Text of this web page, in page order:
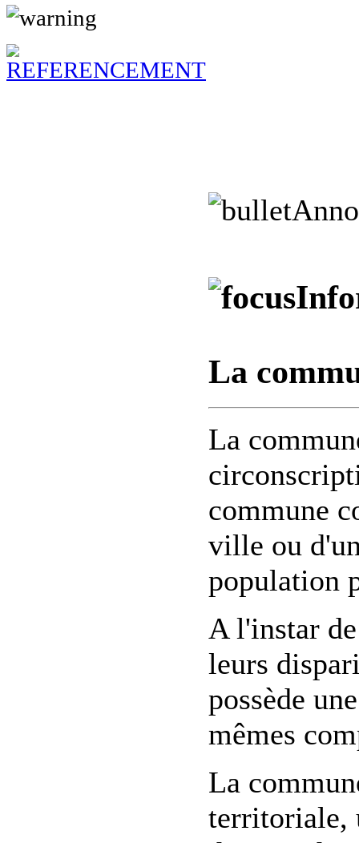
La
La
commune
ville ou
population
A l'instar
leurs
possède
mêmes
La
territoriale,